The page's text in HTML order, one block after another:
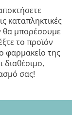
καταπληκτικές
θα μπορέσουμε
το προϊόν
φαρμακείο της
διαθέσιμο,
σας!